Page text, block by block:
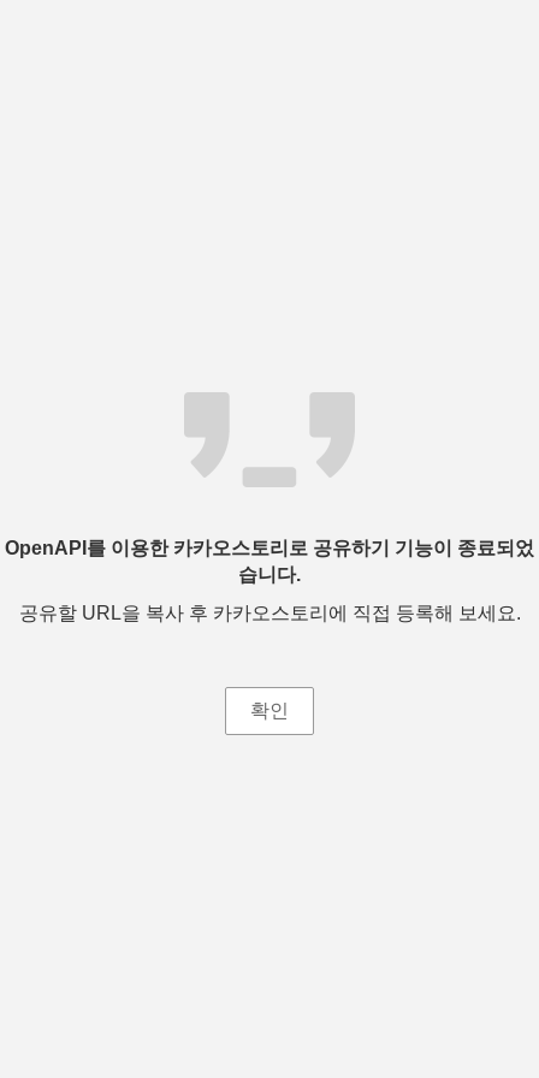
OpenAPI를 이용한 카카오스토리로 공유하기 기능이 종료되었
습니다.
공유할 URL을 복사 후 카카오스토리에 직접 등록해 보세요.
확인